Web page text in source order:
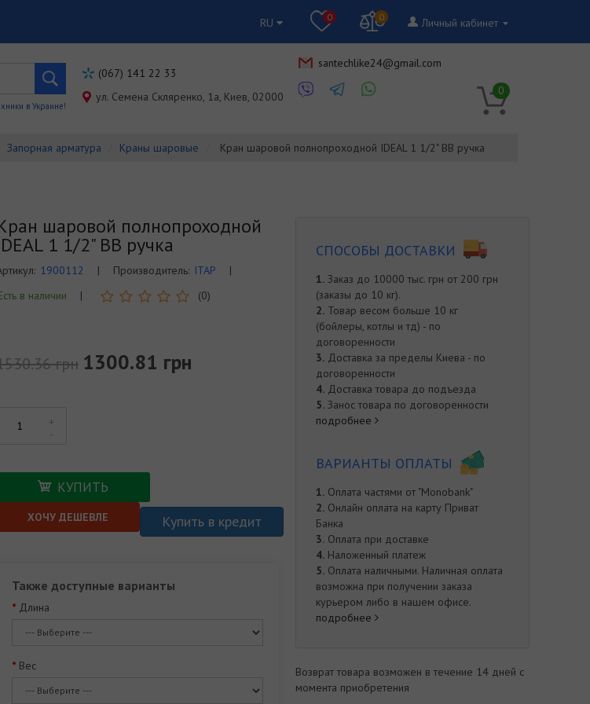
RU 0 0 Личный кабинет
в Украине!
(067) 141 22 33
ул. Семена Скляренко, 1a, Киев, 02000
santechlike24@gmail.com
0
Запорная арматура Краны шаровые Кран шаровой полнопроходной IDEAL 1 1/2" ВВ ручка
шаровой полнопроходной
1 1/2" ВВ ручка
1900112 | Производитель: ITAP
|
в наличии
| (0)
грн 1300.81 грн
КУПИТЬ
ХОЧУ ДЕШЕВЛЕ Купить в кредит
Также доступные варианты
Длина
Вес
СПОСОБЫ ДОСТАВКИ
1. Заказ до 10000 тыс. грн от 200 грн
(заказы до 10 кг).
2. Товар весом больше 10 кг
(бойлеры, котлы и тд) - по
договоренности
3. Доставка за пределы Киева - по
договоренности
4. Доставка товара до подъезда
5. Занос товара по договоренности
подробнее
ВАРИАНТЫ ОПЛАТЫ
1. Оплата частями от "Monobank"
2. Онлайн оплата на карту Приват
Банка
3. Оплата при доставке
4. Наложенный платеж
5. Оплата наличными. Наличная оплата
возможна при получении заказа
курьером либо в нашем офисе.
подробнее
Возврат товара возможен в течение 14 дней с
момента приобретения